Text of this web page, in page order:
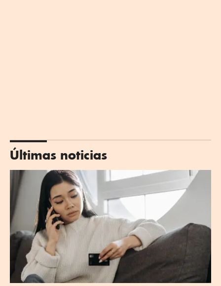
Últimas noticias